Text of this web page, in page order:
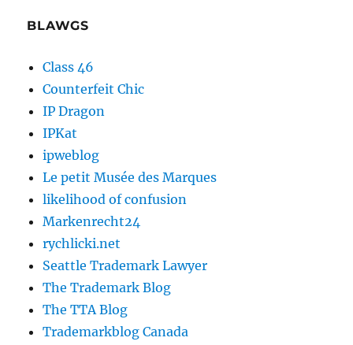
BLAWGS
Class 46
Counterfeit Chic
IP Dragon
IPKat
ipweblog
Le petit Musée des Marques
likelihood of confusion
Markenrecht24
rychlicki.net
Seattle Trademark Lawyer
The Trademark Blog
The TTA Blog
Trademarkblog Canada